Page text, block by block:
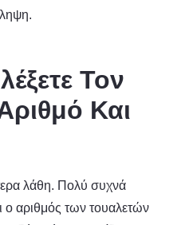
Τον
Και
λάθη. Πολύ συχνά
ο αριθμός των τουαλετών